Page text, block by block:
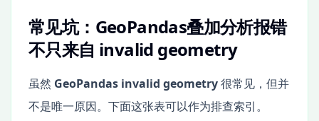
常见坑：GeoPandas叠加分析报错
不只来自 invalid geometry
虽然 GeoPandas invalid geometry很常见，但并
不是唯一原因。下面这张表可以作为排查索引。